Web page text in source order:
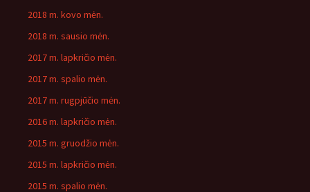
2018 m. kovo mėn.
2018 m. sausio mėn.
2017 m. lapkričio mėn.
2017 m. spalio mėn.
2017 m. rugpjūčio mėn.
2016 m. lapkričio mėn.
2015 m. gruodžio mėn.
2015 m. lapkričio mėn.
2015 m. spalio mėn.